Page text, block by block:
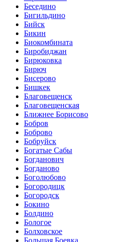
Беседино
Бигильдино
Бийск
Бикин
Биокомбината
Биробиджан
Бирюковка
Бирюч
Бисерово
Бишкек
Благовещенск
Благовещенская
Ближнее Борисово
Бобров
Боброво
Бобруйск
Богатые Сабы
Богданович
Богданово
Боголюбово
Богородицк
Богородск
Бокино
Болдино
Бологое
Болховское
Большая Боевка